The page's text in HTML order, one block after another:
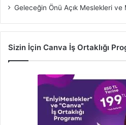
Geleceğin Önü Açık Meslekleri ve
Sizin İçin Canva İş Ortaklığı